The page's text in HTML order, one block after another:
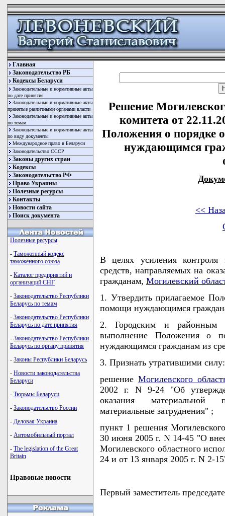
Главная
Законодательство РБ
Кодексы Беларуси
Законодательные и нормативные акты
по дате принятия
Законодательные и нормативные акты
принятые различными органами власти
Законодательные и нормативные акты
по темам
Законодательные и нормативные акты
по виду документы
Международное право в Беларуси
Законодательство СССР
Законы других стран
Кодексы
Законодательство РФ
Право Украины
Полезные ресурсы
Контакты
Новости сайта
Поиск документа
Полезные ресурсы
- Таможенный кодекс
таможенного союза
- Каталог предприятий и
организаций СНГ
- Законодательство Республики
Беларусь по темам
- Законодательство Республики
Беларусь по дате принятия
- Законодательство Республики
Беларусь по органу принятия
- Законы Республики Беларусь
- Новости законодательства
Беларуси
- Тюрьмы Беларуси
- Законодательство России
- Деловая Украина
- Автомобильный портал
- The legislation of the Great
Britain
Правовые новости
Решение
комитета от
Положения о порядке
нуждающимся
<<
В целях усиления контроля
средств, направляемых на
гражданам, Могилевский
1. Утвердить прилагаемое
помощи нуждающимся
2. Городским и районным
выполнение Положения о
нуждающимся гражданам из
3. Признать утратившими силу:
решение Могилевского
2002 г. N 9-24 "Об
оказания
материальные затруднения" ;
пункт 1 решения
30 июня 2005 г. N 14-45 "О
Могилевского областного
24 и от 13 января 2005 г. N 2-
Первый заместитель